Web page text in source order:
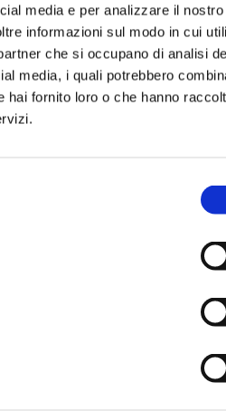
media e per analizzare il nostro
informazioni sul modo in cui
che si occupano di analisi
media, i quali potrebbero
hai fornito loro o che hanno
Aufguss
con stuzzichini €10.00
giapponesi
dal sapore fruttato con note
Marco